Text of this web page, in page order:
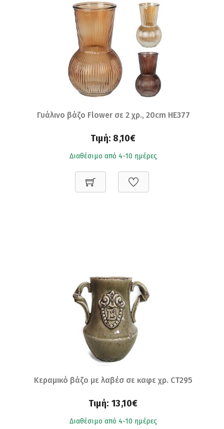
Γυάλινο βάζο Flower σε 2 χρ., 20cm HE377
Τιμή: 8,10€
Διαθέσιμο από 4-10 ημέρες
Κεραμικό βάζο με λαβέσ σε καφε χρ. CT295
Τιμή: 13,10€
Διαθέσιμο από 4-10 ημέρες